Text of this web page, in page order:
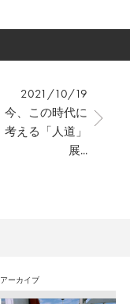
2021/10/19
今、この時代に
考える「人道」
展...
アーカイブ